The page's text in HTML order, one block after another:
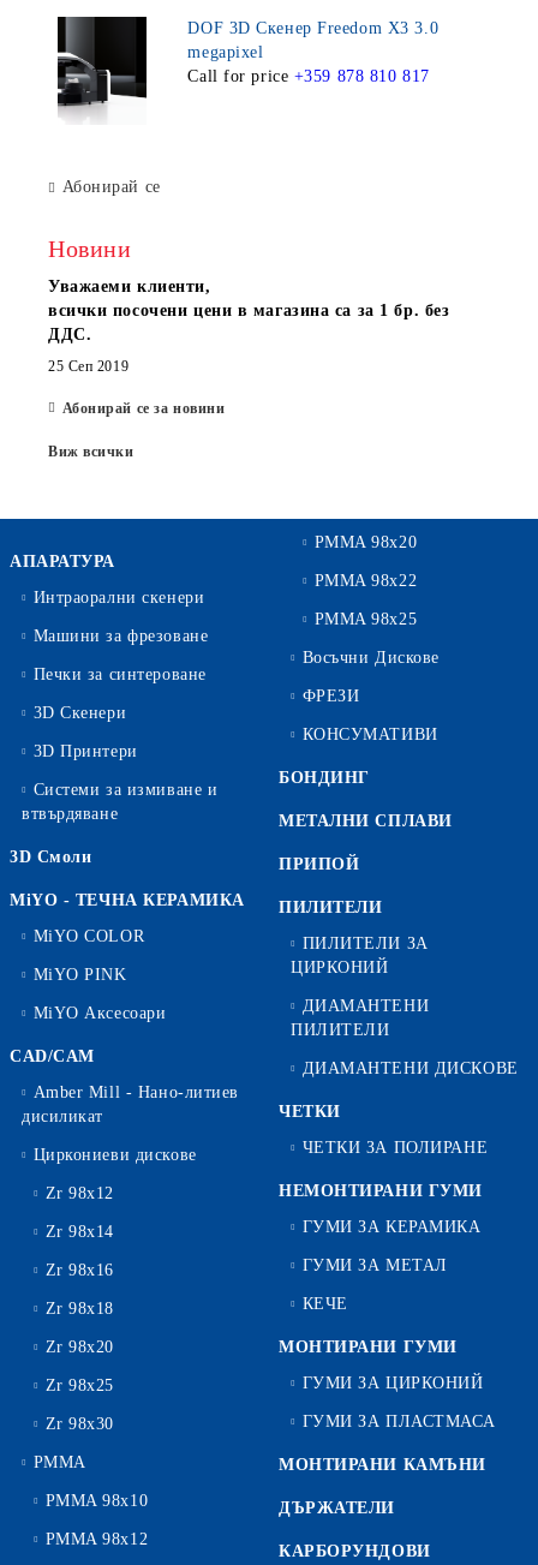
DOF 3D Скенер Freedom X3 3.0
megapixel
Call for price +359 878 810 817
Абонирай се
Новини
Уважаеми клиенти,
всички посочени цени в магазина са за 1 бр. без
ДДС.
25 Сеп 2019
Абонирай се за новини
Виж всички
АПАРАТУРА
Интраорални скенери
Машини за фрезоване
Печки за синтероване
3D Скенери
3D Принтери
Системи за измиване и
втвърдяване
3D Смоли
MiYO - ТЕЧНА КЕРАМИКА
MiYO COLOR
MiYO PINK
MiYO Аксесоари
CAD/CAM
Amber Mill - Нано-литиев
дисиликат
Циркониеви дискове
Zr 98x12
Zr 98x14
Zr 98x16
Zr 98x18
Zr 98x20
Zr 98x25
Zr 98x30
PMMA
PMMA 98x10
PMMA 98x12
PMMA 98x20
PMMA 98x22
PMMA 98x25
Восъчни Дискове
ФРЕЗИ
КОНСУМАТИВИ
БОНДИНГ
МЕТАЛНИ СПЛАВИ
ПРИПОЙ
ПИЛИТЕЛИ
ПИЛИТЕЛИ ЗА
ЦИРКОНИЙ
ДИАМАНТЕНИ
ПИЛИТЕЛИ
ДИАМАНТЕНИ ДИСКОВЕ
ЧЕТКИ
ЧЕТКИ ЗА ПОЛИРАНЕ
НЕМОНТИРАНИ ГУМИ
ГУМИ ЗА КЕРАМИКА
ГУМИ ЗА МЕТАЛ
КЕЧЕ
МОНТИРАНИ ГУМИ
ГУМИ ЗА ЦИРКОНИЙ
ГУМИ ЗА ПЛАСТМАСА
МОНТИРАНИ КАМЪНИ
ДЪРЖАТЕЛИ
КАРБОРУНДОВИ